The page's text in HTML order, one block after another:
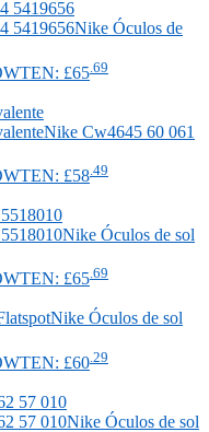
Nike Óculos de
£65 .69
Nike Cw4645 60 061
£58 .49
Nike Óculos de sol
£65.69
Nike Óculos de sol
£60 .29
Nike Óculos de sol